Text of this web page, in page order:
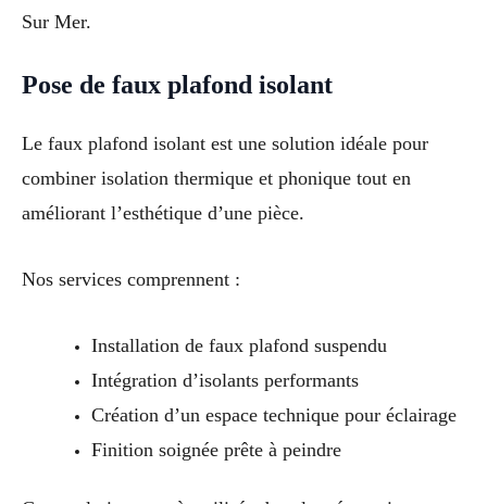
Sur Mer.
Pose de faux plafond isolant
Le faux plafond isolant est une solution idéale pour
combiner isolation thermique et phonique tout en
améliorant l’esthétique d’une pièce.
Nos services comprennent :
Installation de faux plafond suspendu
Intégration d’isolants performants
Création d’un espace technique pour éclairage
Finition soignée prête à peindre